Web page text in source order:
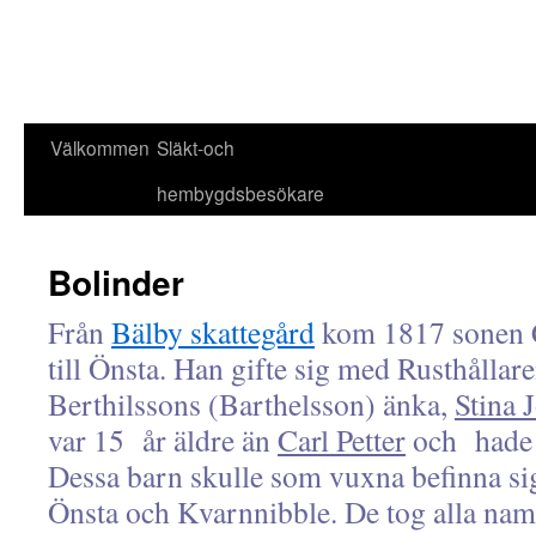
Välkommen Släkt-och
hembygdsbesökare
Bolinder
Från Bälby skattegårdkom 1817 sonen
till Önsta. Han gifte sig med
Berthilssons (Barthelsson) änka, Stina
var 15 år äldre än Carl Petteroch
Dessa barn skulle som vuxna befinna
Önsta och Kvarnnibble. De tog alla